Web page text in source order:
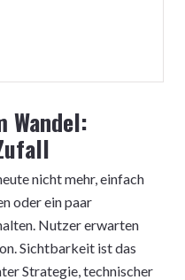
Wandel:
nicht mehr, einfach
oder ein paar
Nutzer erwarten
Sichtbarkeit ist das
Strategie, technischer